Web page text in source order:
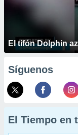
El tifón Dolphin
Síguenos
El Tiempo en